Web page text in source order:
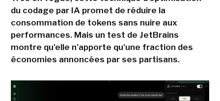
du codage par IA promet de réduire la
consommation de tokens sans nuire aux
performances. Mais un test de JetBrains
montre qu'elle n'apporte qu'une fraction des
économies annoncées par ses partisans.